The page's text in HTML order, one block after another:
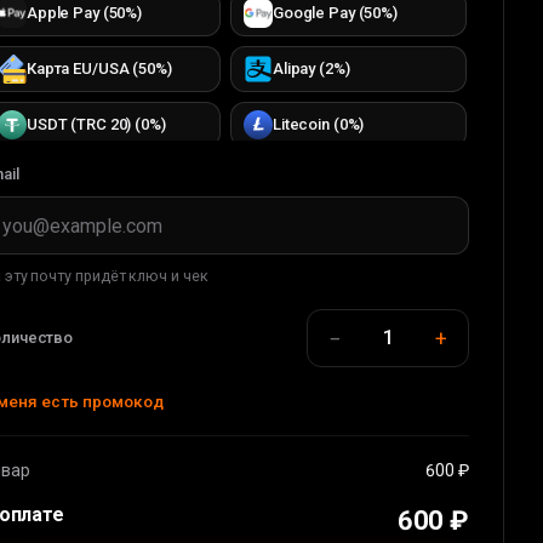
Apple Pay(50%) Google Pay(50%)
Карта EU/USA(50%) Alipay(2%)
USDT (TRC 20) (0%) Litecoin(0%)
TRON(0 %)
USDT (BEP 20) 0
WMT(0 %)
эту почту придёт ключ и чек
− 1 +
есть промокод
600 ₽
600 ₽